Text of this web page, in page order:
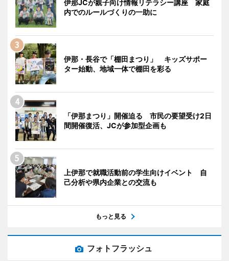
伊那JCが親子向け情報リテラシー講座 家庭
内でのルールづくりの一助に
伊那・長谷で「棚田まつり」 キッズサポー
ター始動、地域一体で棚田を彩る
「伊那まつり」開催迫る 市民の要望受け2日
間開催復活、JCが参加型企画も
上伊那で就職活動前の学生向けイベント 自
己分析や県内企業との交流も
もっと見る
フォトフラッシュ